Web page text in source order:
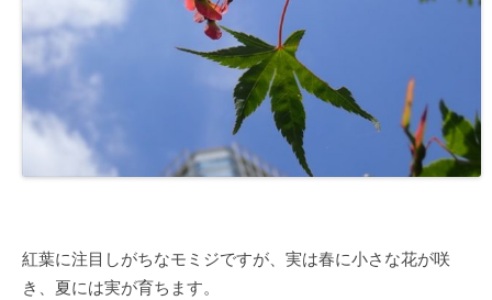
紅葉に注目しがちなモミジですが、実は春に小さな花が咲
き、夏には実が育ちます。